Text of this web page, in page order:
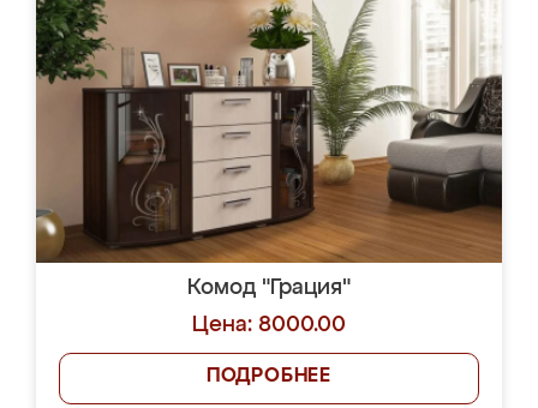
Комод "Грация"
Цена: 8000.00
ПОДРОБНЕЕ